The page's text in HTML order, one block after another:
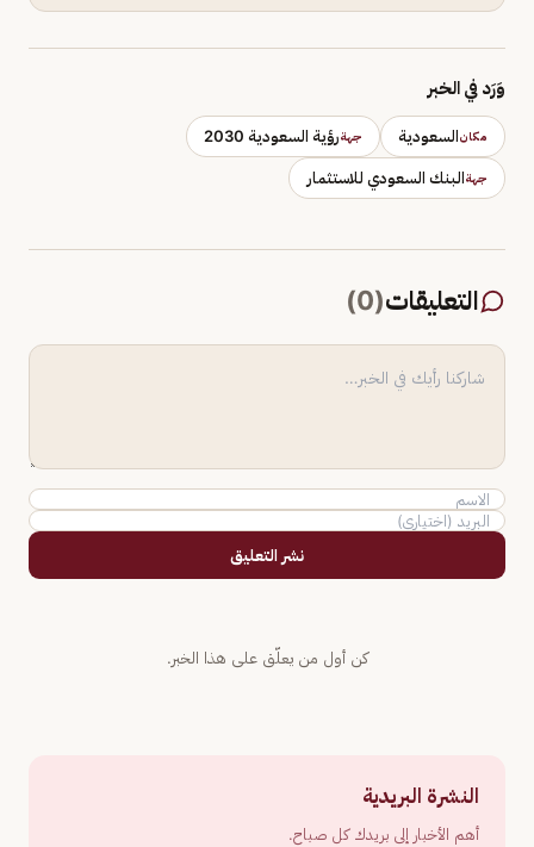
وَرَد في الخبر
مكانالسعودية جهةرؤية السعودية 2030
جهةالبنك السعودي للاستثمار
التعليقات(
0
)
نشر التعليق
كن أول من يعلّق على هذا الخبر.
النشرة البريدية
أهم الأخبار إلى بريدك كل صباح.